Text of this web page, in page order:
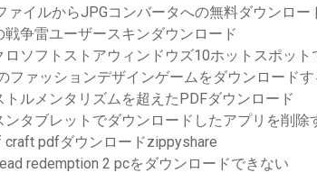
ァイルからJPGコンバータへの無料ダウンロー
戦争雷ユーザースキンダウンロード
ロソフトストアウィンドウズ10ホットスポッ
ファッションデザインゲームをダウンロードす
トルメンタリズムを超えたPDFダウンロード
ンタブレットでダウンロードしたアプリを削除
craft pdfダウンロードzippyshare
redemption 2 pcをダウンロードできない